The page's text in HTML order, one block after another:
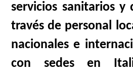
servicios sanitarios y
través de personal
nacionales e
con sedes en